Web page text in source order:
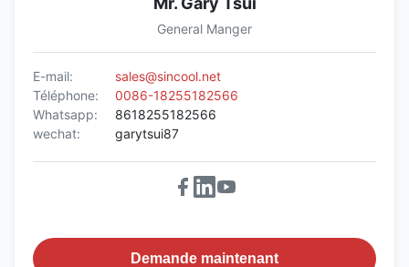
General Manger
E-mail:
sales@sincool.net
Téléphone:
0086-18255182566
Whatsapp:
8618255182566
wechat:
garytsui87
Demande maintenant